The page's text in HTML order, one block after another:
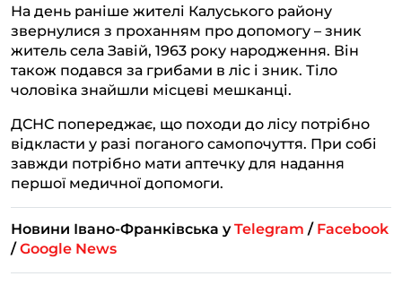
На день раніше жителі Калуського району
звернулися з проханням про допомогу – зник
житель села Завій, 1963 року народження. Він
також подався за грибами в ліс і зник. Тіло
чоловіка знайшли місцеві мешканці.
ДСНС попереджає, що походи до лісу потрібно
відкласти у разі поганого самопочуття. При собі
завжди потрібно мати аптечку для надання
першої медичної допомоги.
Новини Івано-Франківська уTelegram / Facebook
/Google News